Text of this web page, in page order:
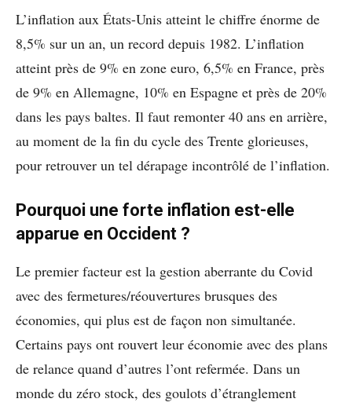
L’inflation aux États-Unis atteint le chiffre énorme de
8,5% sur un an, un record depuis 1982. L’inflation
atteint près de 9% en zone euro, 6,5% en France, près
de 9% en Allemagne, 10% en Espagne et près de 20%
dans les pays baltes. Il faut remonter 40 ans en arrière,
au moment de la fin du cycle des Trente glorieuses,
pour retrouver un tel dérapage incontrôlé de l’inflation.
Pourquoi une forte inflation est-elle
apparue en Occident ?
Le premier facteur est la gestion aberrante du Covid
avec des fermetures/réouvertures brusques des
économies, qui plus est de façon non simultanée.
Certains pays ont rouvert leur économie avec des plans
de relance quand d’autres l’ont refermée. Dans un
monde du zéro stock, des goulots d’étranglement